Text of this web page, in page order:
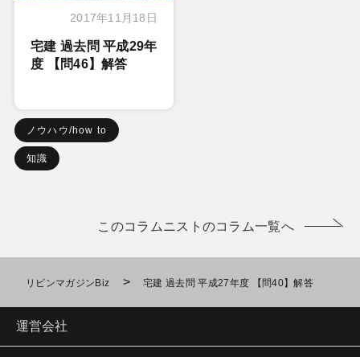
2017年11月18日
宅建 過去問 平成29年
度 【問46】解答
ノウハウ/how to
知識
このコラムニストのコラム一覧へ
リビンマガジンBiz > 宅建 過去問 平成27年度 【問40】解答
運営会社